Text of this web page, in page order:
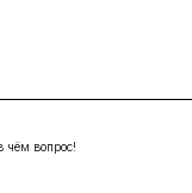
чём вопрос!